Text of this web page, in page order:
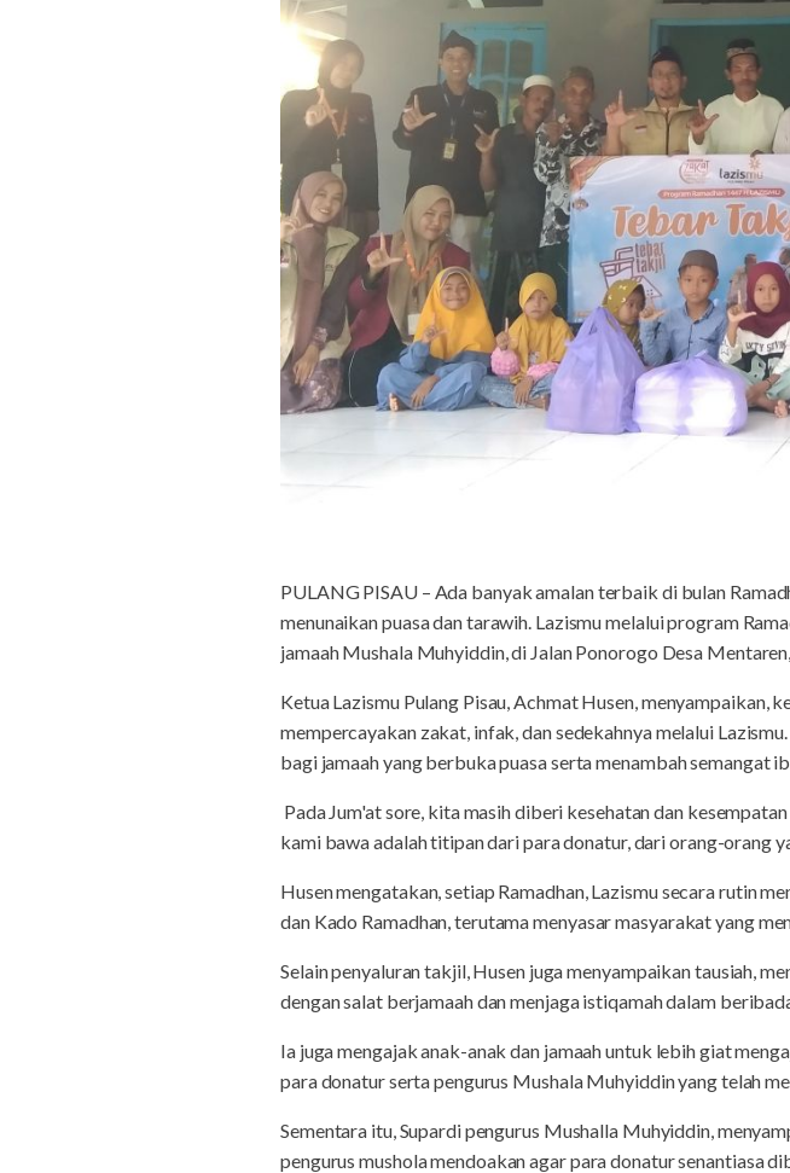
PULANG PISAU – Ada banyak amalan terbaik di bulan
menunaikan puasa dan tarawih. Lazismu melalui program
jamaah Mushala Muhyiddin, di Jalan Ponorogo Desa
Ketua Lazismu Pulang Pisau, Achmat Husen,
mempercayakan zakat, infak, dan sedekahnya melalui
bagi jamaah yang berbuka puasa serta menambah semangat
Pada Jum'at sore, kita masih diberi kesehatan dan
kami bawa adalah titipan dari para donatur, dari orang-orang
Husen mengatakan, setiap Ramadhan, Lazismu secara rutin
dan Kado Ramadhan, terutama menyasar masyarakat yang
Selain penyaluran takjil, Husen juga menyampaikan tausiah,
dengan salat berjamaah dan menjaga istiqamah dalam
Ia juga mengajak anak-anak dan jamaah untuk lebih giat
para donatur serta pengurus Mushala Muhyiddin yang telah
Sementara itu, Supardi pengurus Mushalla Muhyiddin,
pengurus mushola mendoakan agar para donatur senantiasa